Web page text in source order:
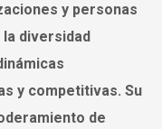
y personas
diversidad
y competitivas. Su
de